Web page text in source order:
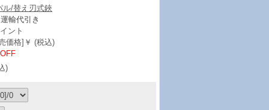
ル/替え刃式鋏
輸代引き
ント
価格]￥ (税込)
)